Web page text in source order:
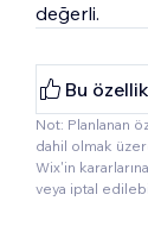
değerli.
Bu
Not: Planlanan
dahil olmak
Wix'in
veya iptal